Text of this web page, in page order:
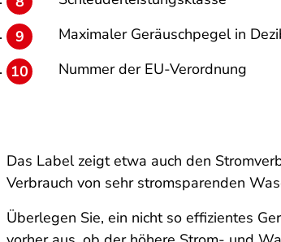
Maximaler Geräuschpegel in
Nummer der EU-Verordnung
Das Label zeigt etwa auch den
Verbrauch von sehr stromsparenden
Überlegen Sie, ein nicht so effizientes